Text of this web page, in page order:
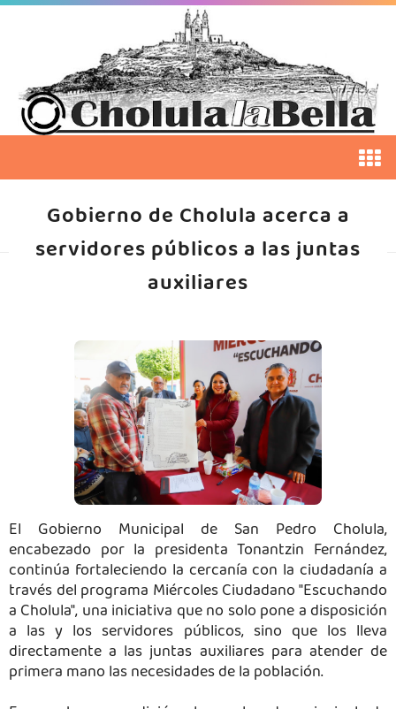
Gobierno de Cholula acerca a
servidores públicos a las juntas
auxiliares
El Gobierno Municipal de San Pedro Cholula,
encabezado por la presidenta Tonantzin Fernández,
continúa fortaleciendo la cercanía con la ciudadanía a
través del programa Miércoles Ciudadano "Escuchando
a Cholula", una iniciativa que no solo pone a disposición
a las y los servidores públicos, sino que los lleva
directamente a las juntas auxiliares para atender de
primera mano las necesidades de la población.